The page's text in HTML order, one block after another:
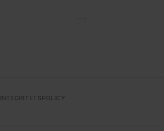
INTEGRITETSPOLICY